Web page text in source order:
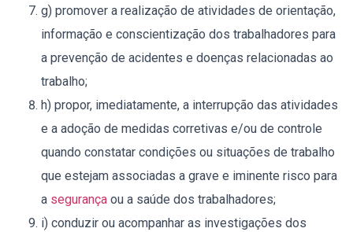
g) promover a realização de atividades de orientação,
informação e conscientização dos trabalhadores para
a prevenção de acidentes e doenças relacionadas ao
trabalho;
h) propor, imediatamente, a interrupção das atividades
e a adoção de medidas corretivas e/ou de controle
quando constatar condições ou situações de trabalho
que estejam associadas a grave e iminente risco para
a segurança ou a saúde dos trabalhadores;
i) conduzir ou acompanhar as investigações dos